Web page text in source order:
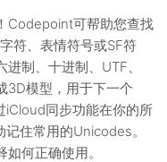
Codepoint可帮助您查找
符、表情符号或SF符
制、十进制、UTF、
3D模型，用于下一个
iCloud同步功能在你的所
住常用的Unicodes。
何正确使用。